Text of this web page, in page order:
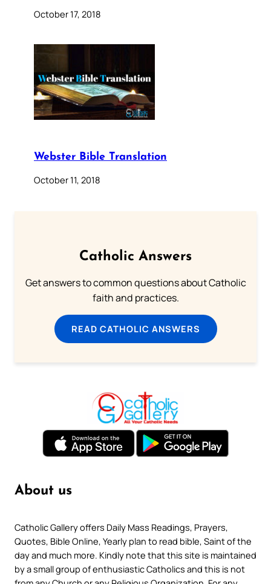
October 17, 2018
Webster Bible Translation
October 11, 2018
Catholic Answers
Get answers to common questions about Catholic
faith and practices.
READ CATHOLIC ANSWERS
About us
Catholic Gallery offers Daily Mass Readings, Prayers,
Quotes, Bible Online, Yearly plan to read bible, Saint of the
day and much more. Kindly note that this site is maintained
by a small group of enthusiastic Catholics and this is not